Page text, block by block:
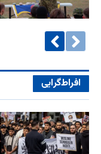
افراط‌گرایی